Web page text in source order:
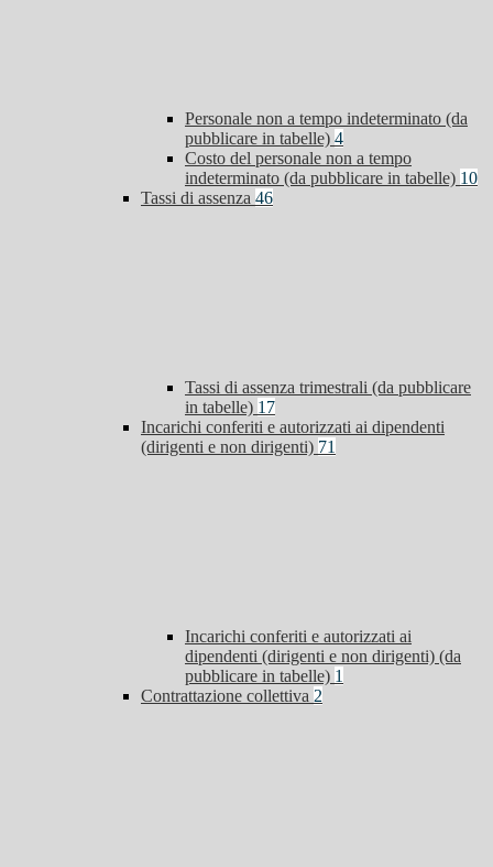
Personale non a tempo indeterminato (da
pubblicare in tabelle) 4
Costo del personale non a tempo
indeterminato (da pubblicare in tabelle) 10
Tassi di assenza 46
Tassi di assenza trimestrali (da pubblicare
in tabelle) 17
Incarichi conferiti e autorizzati ai dipendenti
(dirigenti e non dirigenti) 71
Incarichi conferiti e autorizzati ai
dipendenti (dirigenti e non dirigenti) (da
pubblicare in tabelle) 1
Contrattazione collettiva 2